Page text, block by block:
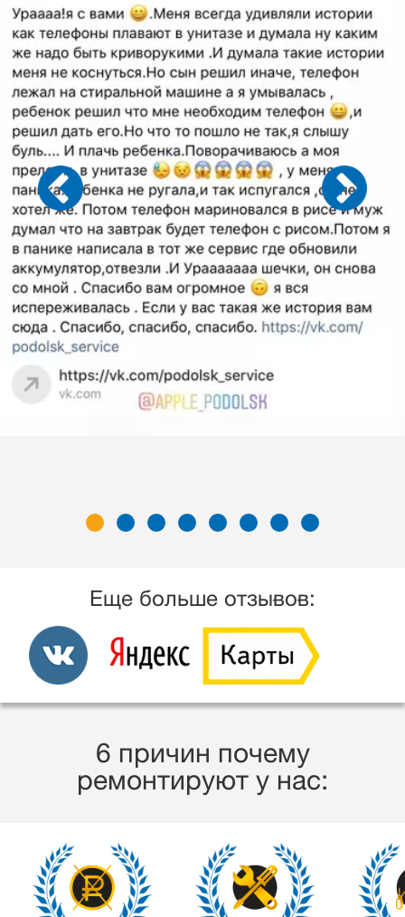
Еще больше отзывов:
6 причин почему
ремонтируют у нас: